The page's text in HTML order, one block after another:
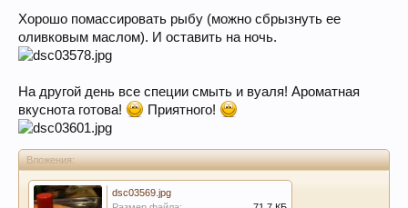
Хорошо помассировать рыбу (можно сбрызнуть ее
оливковым маслом). И оставить на ночь.
На другой день все специи смыть и вуаля! Ароматная
вкуснота готова!
Приятного!
Вложения:
dsc03569.jpg